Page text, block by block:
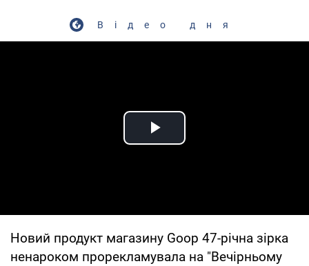
Відео дня
Play Video
Новий продукт магазину Goop 47-річна зірка
ненароком прорекламувала на "Вечірньому